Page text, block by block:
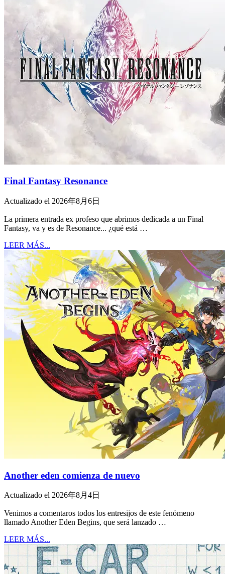
Final Fantasy Resonance
Actualizado el 2026年8月6日
La primera entrada ex profeso que abrimos dedicada a un Final
Fantasy, va y es de Resonance... ¿qué está …
LEER MÁS...
Another eden comienza de nuevo
Actualizado el 2026年8月4日
Venimos a comentaros todos los entresijos de este fenómeno
llamado Another Eden Begins, que será lanzado …
LEER MÁS...